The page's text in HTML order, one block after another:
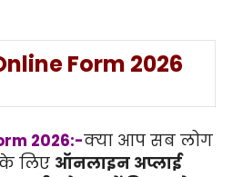
Form 2026
2026:-क्या आप सब लोग
के लिए ऑनलाइन अप्लाई